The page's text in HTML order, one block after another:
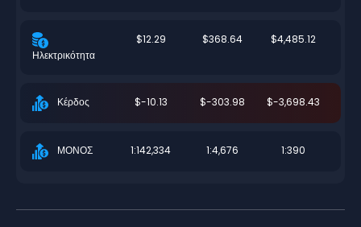
Ηλεκτρικότητα
$12.29 $368.64 $4,485.12
Κέρδος $-10.13 $-303.98 $-3,698.43
ΜΟΝΟΣ 1:142,334 1:4,676 1:390